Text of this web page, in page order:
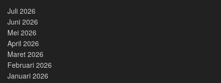
Juli 2026
Juni 2026
Mei 2026
April 2026
Maret 2026
Februari 2026
Januari 2026